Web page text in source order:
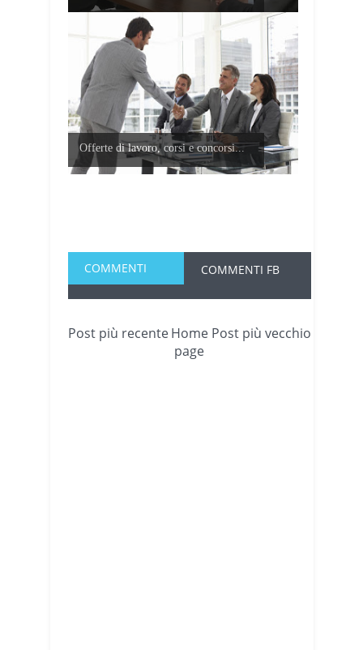
Offerte di lavoro, corsi e concorsi...
COMMENTI COMMENTI FB
Post più recente Post più vecchio
Home
page